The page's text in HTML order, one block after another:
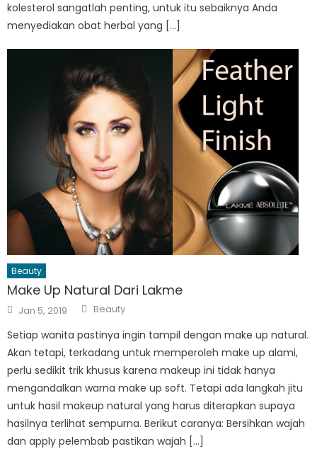
kolesterol sangatlah penting, untuk itu sebaiknya Anda
menyediakan obat herbal yang […]
Beauty
Make Up Natural Dari Lakme
Posted
on
Jan 5, 2019 Author
Beauty
Setiap wanita pastinya ingin tampil dengan make up natural.
Akan tetapi, terkadang untuk memperoleh make up alami,
perlu sedikit trik khusus karena makeup ini tidak hanya
mengandalkan warna make up soft. Tetapi ada langkah jitu
untuk hasil makeup natural yang harus diterapkan supaya
hasilnya terlihat sempurna. Berikut caranya: Bersihkan wajah
dan apply pelembab pastikan wajah […]